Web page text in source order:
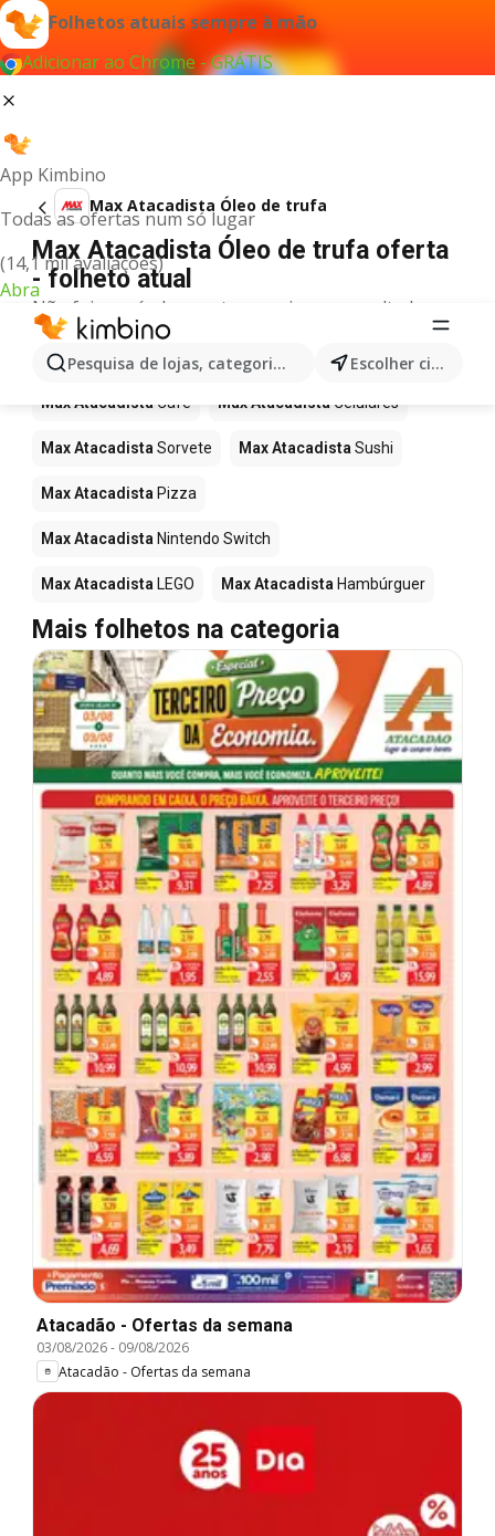
Folhetos atuais sempre à mão
Adicionar ao Chrome - GRÁTIS
App Kimbino
Todas as ofertas num só lugar
(14,1 mil avaliações)
Abra
Pesquisa de lojas, categorias,produtos... Escolher cidade
Max Atacadista Óleo de trufa
Max Atacadista Óleo de trufa oferta
- folheto atual
Não foi possível encontrar quaisquer resultados
para este termo.
Mais produtos em Max Atacadista
Max Atacadista Café Max Atacadista Celulares
Max Atacadista Sorvete Max Atacadista Sushi
Max Atacadista Pizza
Max Atacadista Nintendo Switch
Max Atacadista LEGO Max Atacadista Hambúrguer
Mais folhetos na categoria
Atacadão - Ofertas da semana
03/08/2026- 09/08/2026
Atacadão - Ofertas da semana